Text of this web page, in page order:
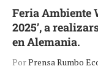
Feria Ambiente
2025’, a
en Alemania.
PorPrensa Rumbo